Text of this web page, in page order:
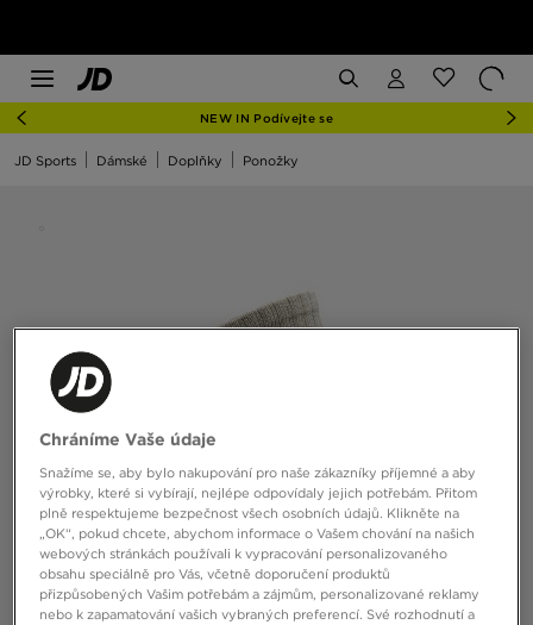
NEW IN Podívejte se
JD Sports Dámské Doplňky Ponožky
Chráníme Vaše údaje
Snažíme se, aby bylo nakupování pro naše zákazníky příjemné a aby
výrobky, které si vybírají, nejlépe odpovídaly jejich potřebám. Přitom
plně respektujeme bezpečnost všech osobních údajů. Klikněte na
„OK“, pokud chcete, abychom informace o Vašem chování na našich
webových stránkách používali k vypracování personalizovaného
obsahu speciálně pro Vás, včetně doporučení produktů
přizpůsobených Vašim potřebám a zájmům, personalizované reklamy
nebo k zapamatování vašich vybraných preferencí. Své rozhodnutí a